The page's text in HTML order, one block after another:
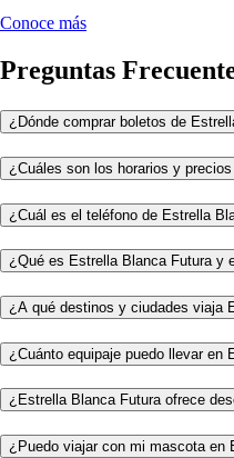
Conoce más
Preguntas
¿Dónde comprar boletos de
¿Cuáles son los horarios y
¿Cuál es el teléfono de Estrella
¿Qué es Estrella Blanca Futura y
¿A qué destinos y ciudades viaja
¿Cuánto equipaje puedo llevar en
¿Estrella Blanca Futura ofrece
¿Puedo viajar con mi mascota en